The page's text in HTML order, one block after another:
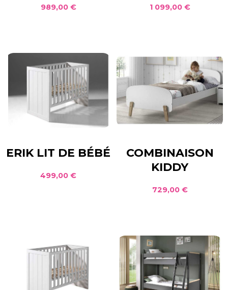
989,00 € 1 099,00 €
ERIK LIT DE BÉBÉ
499,00 €
COMBINAISON
KIDDY
729,00 €